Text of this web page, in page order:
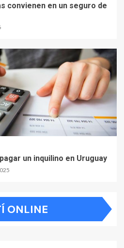
convienen en un seguro de
un inquilino en Uruguay
ONLINE